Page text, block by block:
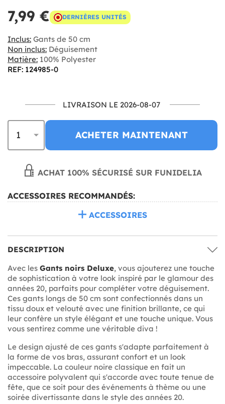
7,99 € DERNIÈRES UNITÉS
Inclus: Gants de 50 cm
Non inclus: Déguisement
Matière: 100% Polyester
REF: 124985-0
LIVRAISON LE 2026-08-07
ACHETER MAINTENANT
ACHAT 100% SÉCURISÉ SUR FUNIDELIA
ACCESSOIRES RECOMMANDÉS:
ACCESSOIRES
DESCRIPTION
Avec les Gants noirs Deluxe, vous ajouterez une touche
de sophistication à votre look inspiré par le glamour des
années 20, parfaits pour compléter votre déguisement.
Ces gants longs de 50 cm sont confectionnés dans un
tissu doux et velouté avec une finition brillante, ce qui
leur confère un style élégant et une touche unique. Vous
vous sentirez comme une véritable diva !
Le design ajusté de ces gants s'adapte parfaitement à
la forme de vos bras, assurant confort et un look
impeccable. La couleur noire classique en fait un
accessoire polyvalent qui s'accorde avec toute tenue de
fête, que ce soit pour des événements à thème ou une
soirée divertissante dans le style des années 20.